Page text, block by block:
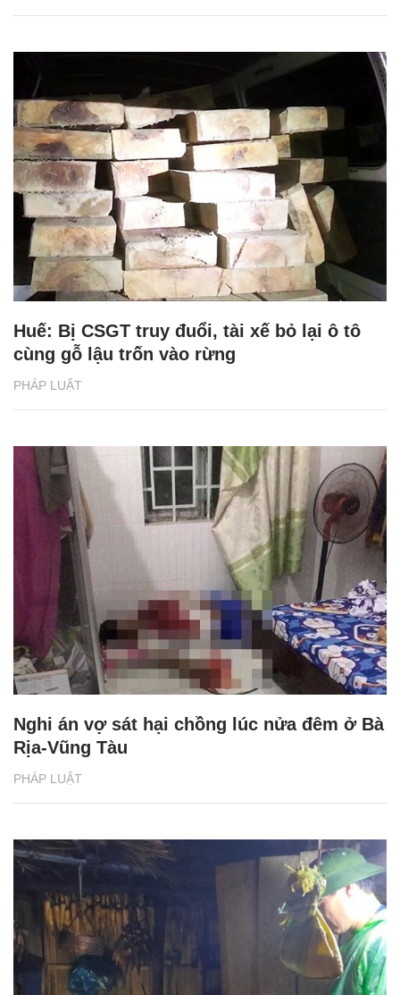
PHÁP LUẬT
Huế: Bị CSGT truy đuổi, tài xế bỏ lại ô tô
cùng gỗ lậu trốn vào rừng
PHÁP LUẬT
Nghi án vợ sát hại chồng lúc nửa đêm ở Bà
Rịa-Vũng Tàu